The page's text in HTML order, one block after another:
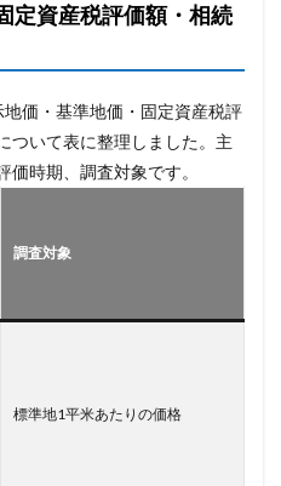
定資産税評価額・相続
価・基準地価・固定資産税評
ついて表に整理しました。主
時期、調査対象です。
調査対象
標準地1平米あたりの価格